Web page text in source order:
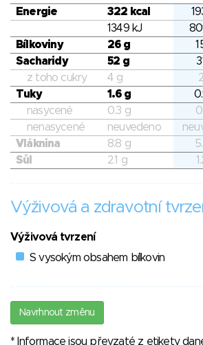
Energie 322 kcal
1349 kJ
Bílkoviny
26 g
Sacharidy
52 g
z toho cukry
4 g
Tuky
1.6 g
nasycené
0.3 g
nenasycené
neuvedeno
Vláknina
8.8 g
Sůl
2.1 g
Výživová a zdravotní
Výživová tvrzení
S vysokým obsahem bílkovin
Navrhnout změnu
* Informace jsou převzaté z etikety